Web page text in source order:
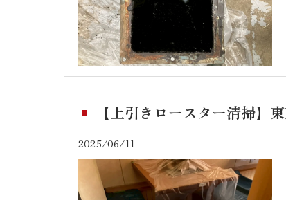
【上引きロースター清掃
2025/06/11